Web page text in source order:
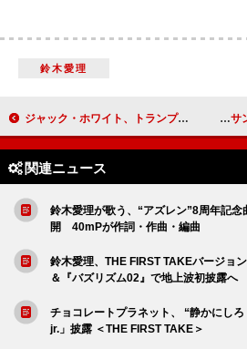
鈴木愛理
ジャック・ホワイト、トランプ大統領“就任1年の成果”会見をハルク風ジョークで皮肉「トランプ賢い、脳テスト合格、キリン言える」 映画
関連ニュース
鈴木愛理が歌う、“アズレン”8周年記
開 40mPが作詞・作曲・編曲
鈴木愛理、THE FIRST TAKEバージョ
＆『バズリズム02』で地上波初披露へ
チョコレートプラネット、 “静かにし
jr.」披露 ＜THE FIRST TAKE＞